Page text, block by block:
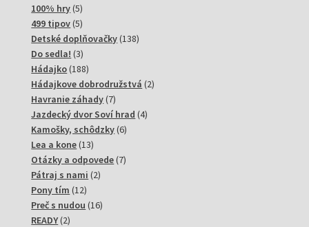
produktov
100% hry 55
produktov
499 tipov 55
produktov
Detské doplňovačky 138138
Do sedla! 33
produkty
Hádajko 188188
produktov
Hádajkove dobrodružstvá 22
Havranie záhady 77
produktov
Jazdecký dvor Soví hrad 44
Kamošky, schôdzky 66
Lea a kone 1313
produktov
Otázky a odpovede 77
Pátraj s nami 22
Pony tím 1212
produktov
Preč s nudou 1616
READY 22